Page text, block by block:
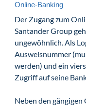
Online-Banking
Der Zugang zum
Santander Group
ungewöhnlich. Als
Ausweisnummer
werden) und ein
Zugriff auf seine
Neben den